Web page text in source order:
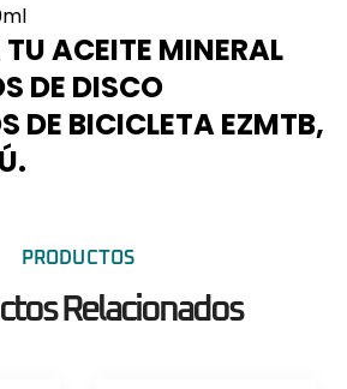
ACEITE MINERAL
DE DISCO
DE BICICLETA EZMTB,
PRODUCTOS
Relacionados